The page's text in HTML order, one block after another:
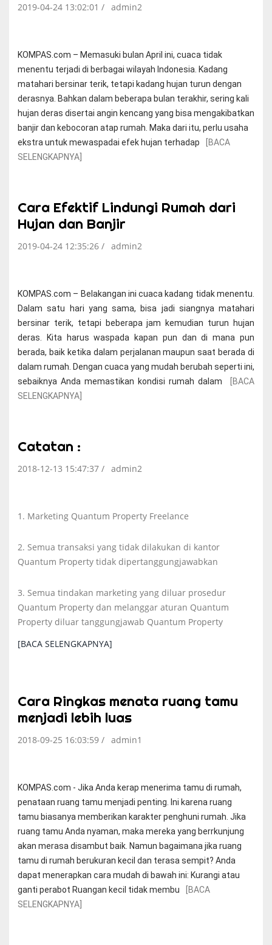
2019-04-24 13:02:01 / admin2
KOMPAS.com – Memasuki bulan April ini, cuaca tidak
menentu terjadi di berbagai wilayah Indonesia. Kadang
matahari bersinar terik, tetapi kadang hujan turun dengan
derasnya. Bahkan dalam beberapa bulan terakhir, sering kali
hujan deras disertai angin kencang yang bisa mengakibatkan
banjir dan kebocoran atap rumah. Maka dari itu, perlu usaha
ekstra untuk mewaspadai efek hujan terhadap
[BACA
SELENGKAPNYA]
Cara Efektif Lindungi Rumah dari
Hujan dan Banjir
2019-04-24 12:35:26 / admin2
KOMPAS.com – Belakangan ini cuaca kadang tidak menentu.
Dalam satu hari yang sama, bisa jadi siangnya matahari
bersinar terik, tetapi beberapa jam kemudian turun hujan
deras. Kita harus waspada kapan pun dan di mana pun
berada, baik ketika dalam perjalanan maupun saat berada di
dalam rumah. Dengan cuaca yang mudah berubah seperti ini,
sebaiknya Anda memastikan kondisi rumah dalam
[BACA
SELENGKAPNYA]
Catatan :
2018-12-13 15:47:37 / admin2
1. Marketing Quantum Property Freelance
2. Semua transaksi yang tidak dilakukan di kantor
Quantum Property tidak dipertanggungjawabkan
3. Semua tindakan marketing yang diluar prosedur
Quantum Property dan melanggar aturan Quantum
Property diluar tanggungjawab Quantum Property
[BACA SELENGKAPNYA]
Cara Ringkas menata ruang tamu
menjadi lebih luas
2018-09-25 16:03:59 / admin1
KOMPAS.com - Jika Anda kerap menerima tamu di rumah,
penataan ruang tamu menjadi penting. Ini karena ruang
tamu biasanya memberikan karakter penghuni rumah. Jika
ruang tamu Anda nyaman, maka mereka yang berrkunjung
akan merasa disambut baik. Namun bagaimana jika ruang
tamu di rumah berukuran kecil dan terasa sempit? Anda
dapat menerapkan cara mudah di bawah ini: Kurangi atau
ganti perabot Ruangan kecil tidak membu
[BACA
SELENGKAPNYA]